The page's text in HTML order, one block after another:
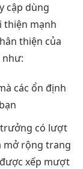
cập dùng
thiện mạnh
thiện của
như:
các ổn định
có lượt
mở rộng trang
được xếp mượt